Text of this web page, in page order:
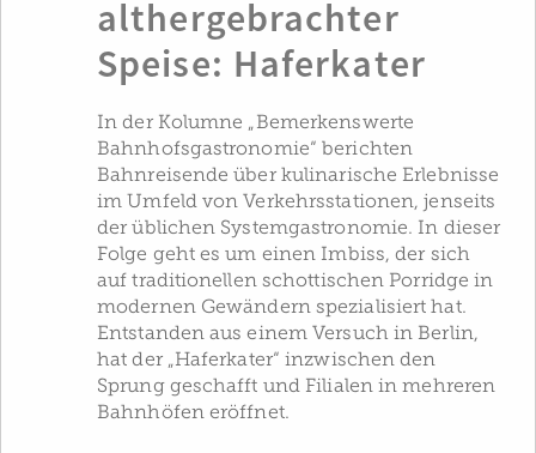
althergebrachter
Speise: Haferkater
In der Kolumne „Bemerkenswerte
Bahnhofsgastronomie“ berichten
Bahnreisende über kulinarische Erlebnisse
im Umfeld von Verkehrsstationen, jenseits
der üblichen Systemgastronomie. In dieser
Folge geht es um einen Imbiss, der sich
auf traditionellen schottischen Porridge in
modernen Gewändern spezialisiert hat.
Entstanden aus einem Versuch in Berlin,
hat der „Haferkater“ inzwischen den
Sprung geschafft und Filialen in mehreren
Bahnhöfen eröffnet.